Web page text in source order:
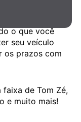
o que você
seu veículo
os prazos com
faixa de Tom Zé,
e muito mais!